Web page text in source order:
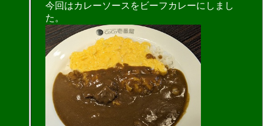
今回はカレーソースをビーフカレーにしまし
た。